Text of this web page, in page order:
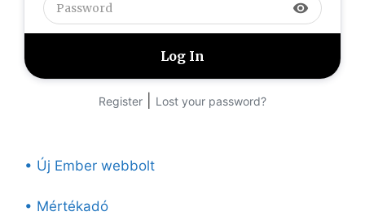
visibility
Register Lost your password?
• Új Ember webbolt
• Mértékadó